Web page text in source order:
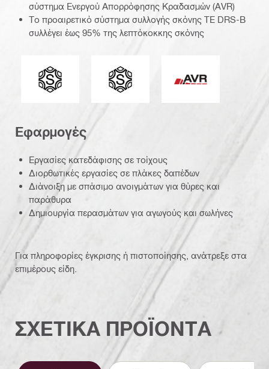
σύστημα Ενεργού Απορρόφησης Κραδασμών (AVR)
Το προαιρετικό σύστημα συλλογής σκόνης TE DRS-B
συλλέγει έως 95% της λεπτόκοκκης σκόνης
Άκρο σύνδεσης Τύπος τσοκ εργαλείου
Εφαρμογές
Εργασίες κατεδάφισης σε τοίχους
Διορθωτικές εργασίες σε πλάκες δαπέδων
Διάνοιξη με σπάσιμο ανοιγμάτων για θύρες και
παράθυρα
Δημιουργία περασμάτων για αγωγούς και σωλήνες
Για πληροφορίες έγκρισης ή πιστοποίησης, ανάτρεξε στα
επιμέρους είδη.
ΣΧΕΤΙΚΑ ΠΡΟΪΟΝΤΑ